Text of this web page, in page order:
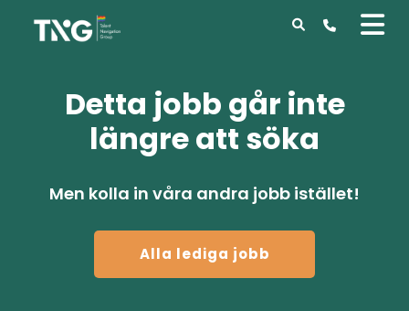
Detta jobb går inte
längre att söka
Men kolla in våra andra jobb istället!
Alla lediga jobb